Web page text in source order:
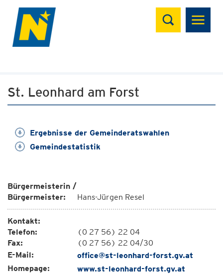
Suchen
St. Leonhard am Forst
Ergebnisse der Gemeinderatswahlen
Gemeindestatistik
Bürgermeisterin /
Bürgermeister:
Hans-Jürgen Resel
Kontakt:
Telefon:
(0 27 56) 22 04
Fax:
(0 27 56) 22 04/30
E-Mail:
office@st-leonhard-forst.gv.at
Homepage:
www.st-leonhard-forst.gv.at